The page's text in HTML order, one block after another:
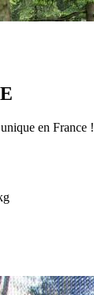
en France !